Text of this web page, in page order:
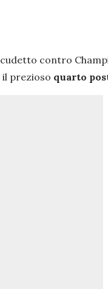
contro
il prezioso quarto